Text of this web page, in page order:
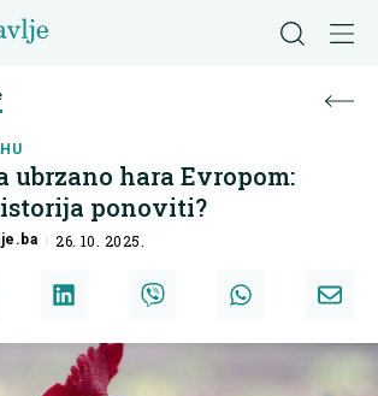
ubrzano hara Evropom:
ponoviti?
26. 10. 2025.